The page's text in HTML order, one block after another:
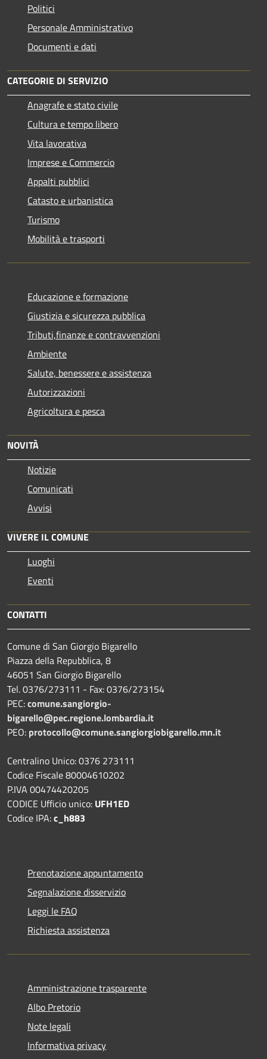
Politici
Personale Amministrativo
Documenti e dati
CATEGORIE DI SERVIZIO
Anagrafe e stato civile
Cultura e tempo libero
Vita lavorativa
Imprese e Commercio
Appalti pubblici
Catasto e urbanistica
Turismo
Mobilità e trasporti
Educazione e formazione
Giustizia e sicurezza pubblica
Tributi,finanze e contravvenzioni
Ambiente
Salute, benessere e assistenza
Autorizzazioni
Agricoltura e pesca
NOVITÀ
Notizie
Comunicati
Avvisi
VIVERE IL COMUNE
Luoghi
Eventi
CONTATTI
Comune di San Giorgio Bigarello
Piazza della Repubblica, 8
46051 San Giorgio Bigarello
Tel. 0376/273111 - Fax: 0376/273154
PEC:comune.sangiorgio-
bigarello@pec.regione.lombardia.it
PEO: protocollo@comune.sangiorgiobigarello.mn.it
Centralino Unico: 0376 273111
Codice Fiscale 80004610202
P.IVA 00474420205
CODICE Ufficio unico: UFH1ED
Codice IPA:c_h883
Prenotazione appuntamento
Segnalazione disservizio
Leggi le FAQ
Richiesta assistenza
Amministrazione trasparente
Albo Pretorio
Note legali
Informativa privacy